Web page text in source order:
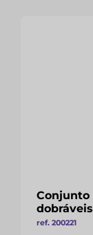
Conjunto
dobráveis
ref. 200221